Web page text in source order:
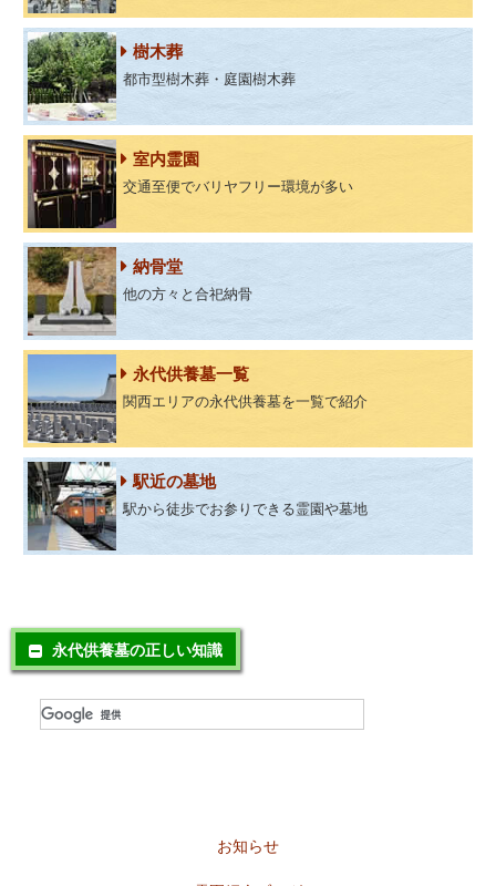
樹木葬
都市型樹木葬・庭園樹木葬
室内霊園
交通至便でバリヤフリー環境が多い
納骨堂
他の方々と合祀納骨
永代供養墓一覧
関西エリアの永代供養墓を一覧で紹介
駅近の墓地
駅から徒歩でお参りできる霊園や墓地
永代供養墓の正しい知識
お知らせ